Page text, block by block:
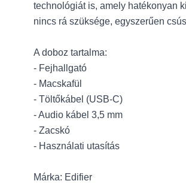
technológiát is, amely hatékonyan
nincs rá szüksége, egyszerűen
A doboz tartalma:
- Fejhallgató
- Macskafül
- Töltőkábel (USB-C)
- Audio kábel 3,5 mm
- Zacskó
- Használati utasítás
Márka: Edifier